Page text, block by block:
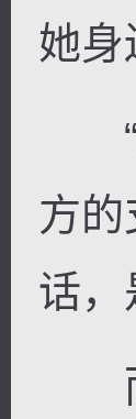
她
“
方的
话，
而